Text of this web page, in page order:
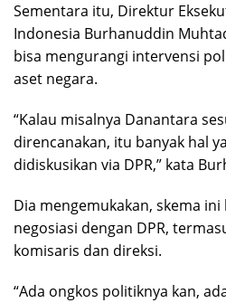
Sementara itu, Direktur
Indonesia Burhanuddin
bisa mengurangi intervensi
aset negara.
“Kalau misalnya Danantara
direncanakan, itu banyak hal
didiskusikan via DPR,” kata
Dia mengemukakan, skema
negosiasi dengan DPR,
komisaris dan direksi.
“Ada ongkos politiknya kan,